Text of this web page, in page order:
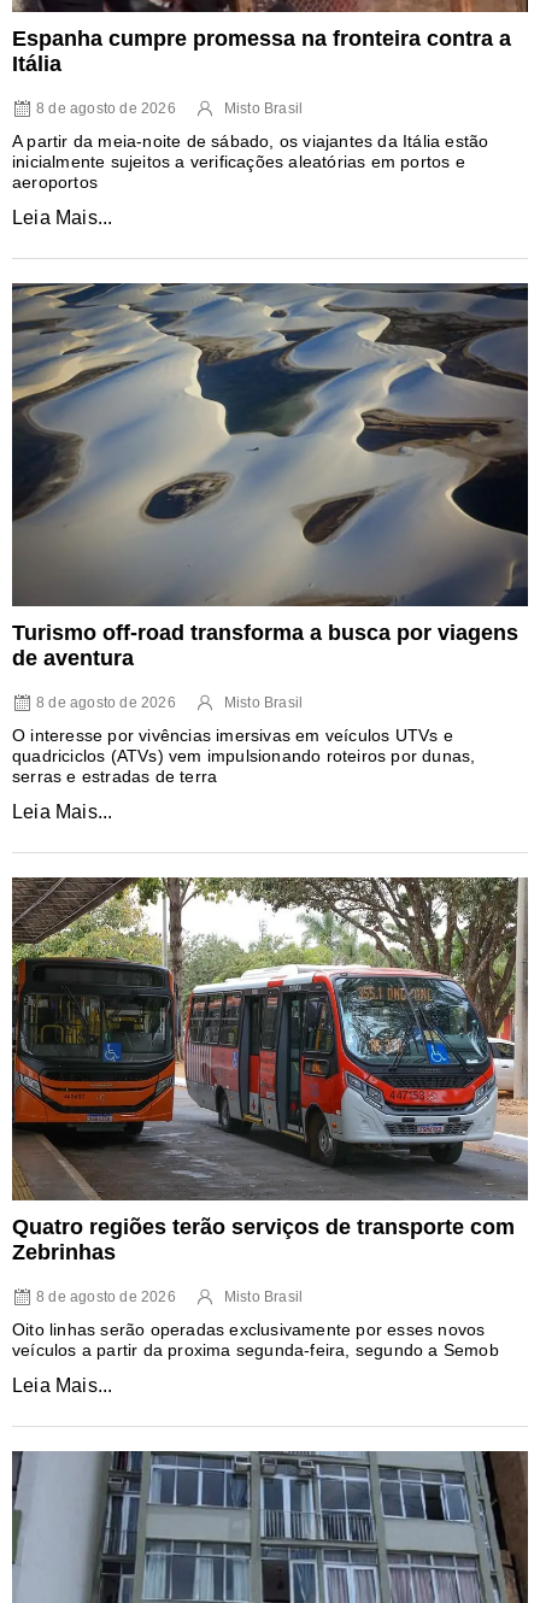
Espanha cumpre promessa na fronteira contra a
Itália
8 de agosto de 2026 Misto Brasil
A partir da meia-noite de sábado, os viajantes da Itália estão
inicialmente sujeitos a verificações aleatórias em portos e
aeroportos
Leia Mais...
Turismo off-road transforma a busca por viagens
de aventura
8 de agosto de 2026 Misto Brasil
O interesse por vivências imersivas em veículos UTVs e
quadriciclos (ATVs) vem impulsionando roteiros por dunas,
serras e estradas de terra
Leia Mais...
Quatro regiões terão serviços de transporte com
Zebrinhas
8 de agosto de 2026 Misto Brasil
Oito linhas serão operadas exclusivamente por esses novos
veículos a partir da proxima segunda-feira, segundo a Semob
Leia Mais...